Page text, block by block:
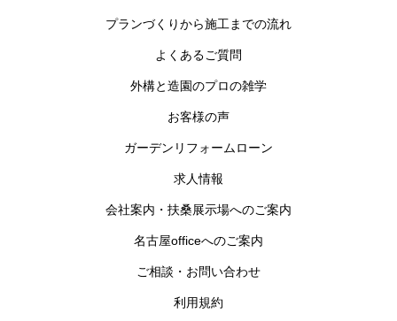
プランづくりから施工までの流れ
よくあるご質問
外構と造園のプロの雑学
お客様の声
ガーデンリフォームローン
求人情報
会社案内・扶桑展示場へのご案内
名古屋officeへのご案内
ご相談・お問い合わせ
利用規約